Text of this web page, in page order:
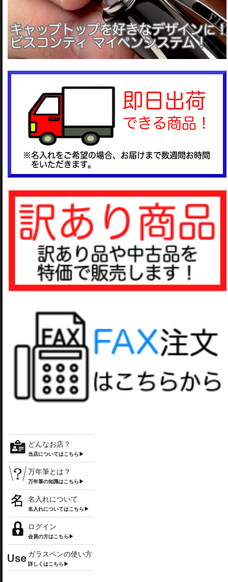
どんなお店？
当店についてはこちら▶
万年筆とは？
万年筆の知識はこちら▶
名入れについて
名入れについてはこちら▶
ログイン
会員の方はこちら▶
ガラスペンの使い方
詳しくはこちら▶